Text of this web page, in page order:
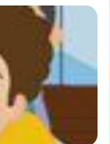
آگهی
تلفنی
ویرگول